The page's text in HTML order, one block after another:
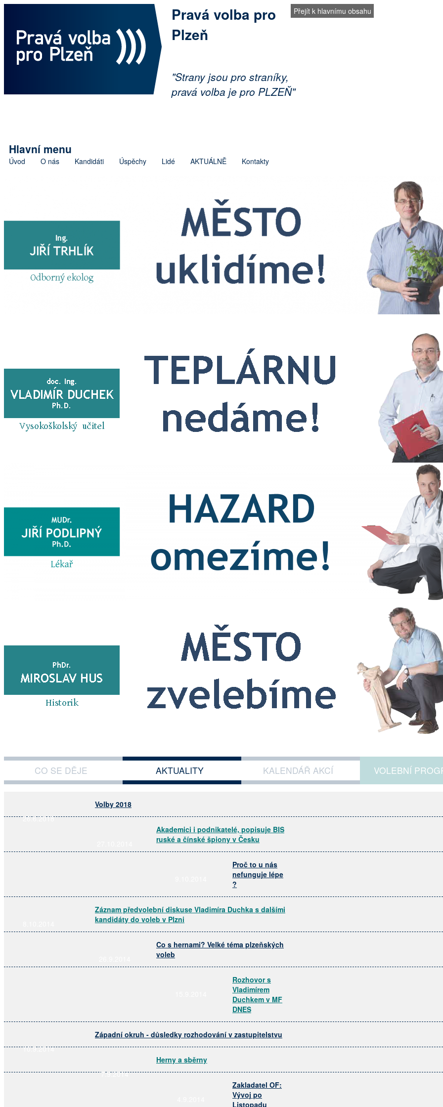
Přejít k hlavnímu obsahu
Pravá volba pro
Plzeň
"Strany jsou pro straníky,
pravá volba je pro PLZEŇ"
Hlavní menu
Úvod O nás Kandidáti Úspěchy Lidé AKTUÁLNĚ Kontakty
AktualityCO SE DĚJE AKTUALITY KALENDÁŘ AKCÍ VOLEBNÍ
26.6.2018
Volby 2018
Akademici i podnikatelé, popisuje BIS
ruské a čínské špiony v Česku
Proč to u nás
nefunguje lépe
?
Záznam předvolební diskuse Vladimíra Duchka s dalšími
kandidáty do voleb v Plzni
Co s hernami? Velké téma plzeňských
voleb
Rozhovor s
Vladimírem
Duchkem v MF
DNES
10.9.2014
Západní okruh - důsledky rozhodování v zastupitelstvu
7.9.2014
Herny a sběrny
Zakladatel OF:
Vývoj po
Listopadu